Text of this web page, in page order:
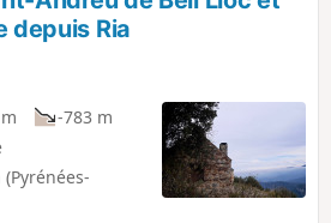
pratiques. Comptez 6h pour
hameaux, sites et pauses
depuis Ria
-783 m